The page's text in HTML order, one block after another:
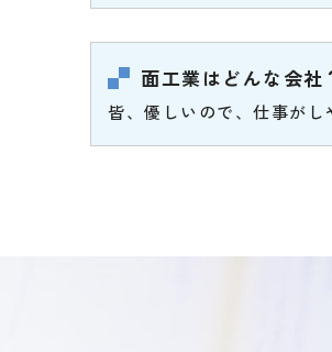
面工業はどんな会社
皆、優しいので、仕事がし